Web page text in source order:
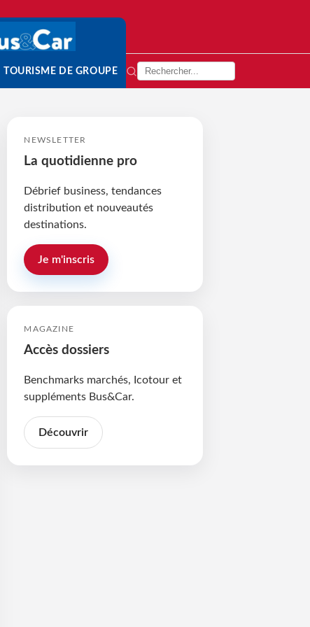
TOURISME DE GROUPE
NEWSLETTER
La quotidienne pro
Débrief business, tendances
distribution et nouveautés
destinations.
Je m'inscris
MAGAZINE
Accès dossiers
Benchmarks marchés, Icotour et
suppléments Bus&Car.
Découvrir